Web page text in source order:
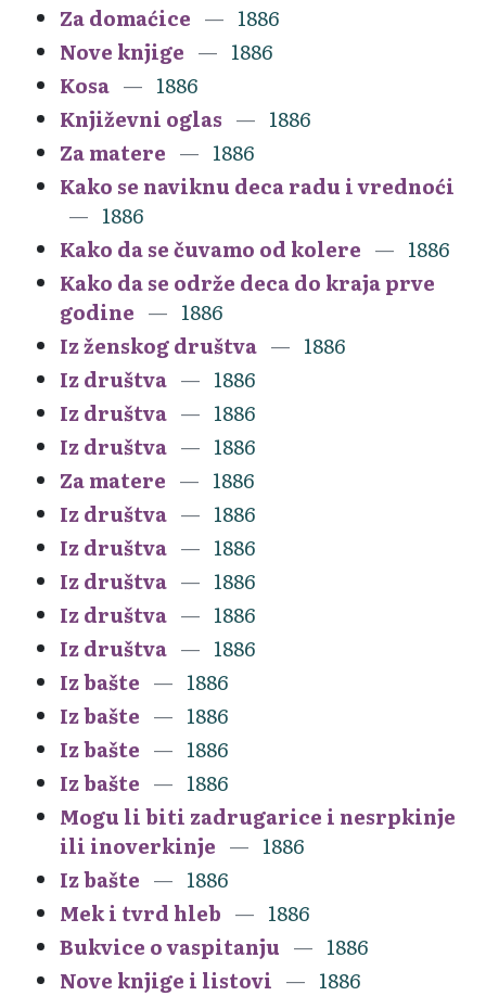
Za domaćice
1886
Nove knjige
1886
Kosa
1886
Književni oglas
1886
Za matere
1886
Kako se naviknu deca radu i vrednoći
1886
Kako da se čuvamo od kolere
1886
Kako da se održe deca do kraja prve
godine
1886
Iz ženskog društva
1886
Iz društva
1886
Iz društva
1886
Iz društva
1886
Za matere
1886
Iz društva
1886
Iz društva
1886
Iz društva
1886
Iz društva
1886
Iz društva
1886
Iz bašte
1886
Iz bašte
1886
Iz bašte
1886
Iz bašte
1886
Mogu li biti zadrugarice i nesrpkinje
ili inoverkinje
1886
Iz bašte
1886
Mek i tvrd hleb
1886
Bukvice o vaspitanju
1886
Nove knjige i listovi
1886